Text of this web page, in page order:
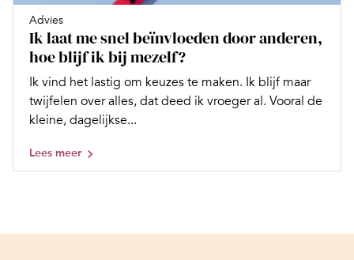
Advies
Ik laat me snel beïnvloeden door anderen,
hoe blijf ik bij mezelf?
Ik vind het lastig om keuzes te maken. Ik blijf maar
twijfelen over alles, dat deed ik vroeger al. Vooral de
kleine, dagelijkse...
Lees meer